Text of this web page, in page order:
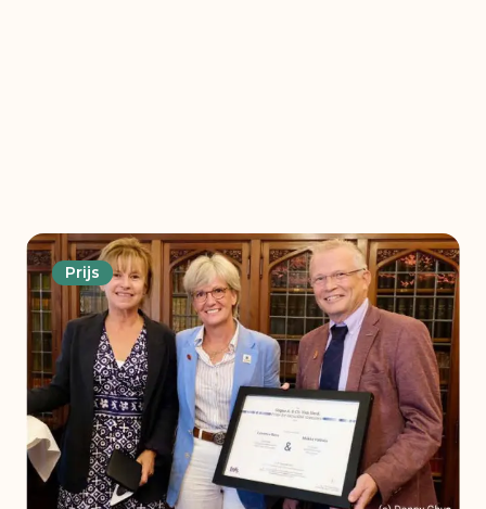
1/9/2025
Gala-avond van het Instituut
Mis de jaarlijkse gala-avond van het de Duve
Instituut niet, op 30 september.
Prijs